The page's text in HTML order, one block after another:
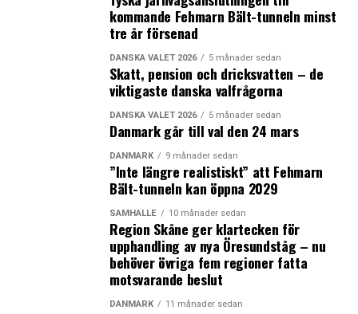
med stora problem vid deras danska underhållsdepå.
”Därför är de flesta pendlare över Sundet mest betjänta
av en uppdelning. Så kan sträckan mellan Østerport och
Helsingör själv stå med de problem som självklart
kommer att uppstå med nedslitna tåg”
Michael Randropp är talesperson för Pendlerklubben
Kystbanen som genom två Facebookgruppen
representerar såväl tågpendlarna längs Kystbanen från
Helsingör till Köpenhamn som pendlarna över Öresund.
kommande Fehmarn Bält-tunneln minst
tre år försenad
DANSKA VALET 2026 5 månader sedan
Skatt, pension och dricksvatten – de
viktigaste danska valfrågorna
DANSKA VALET 2026 5 månader sedan
Danmark går till val den 24 mars
DANMARK 9 månader sedan
”Inte längre realistiskt” att Fehmarn
Bält-tunneln kan öppna 2029
SAMHÄLLE 10 månader sedan
Region Skåne ger klartecken för
upphandling av nya Öresundståg – nu
behöver övriga fem regioner fatta
motsvarande beslut
DANMARK 11 månader sedan